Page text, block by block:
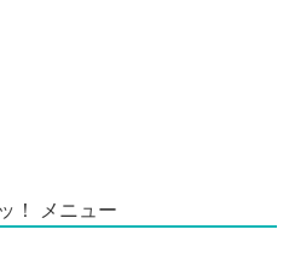
！ メニュー